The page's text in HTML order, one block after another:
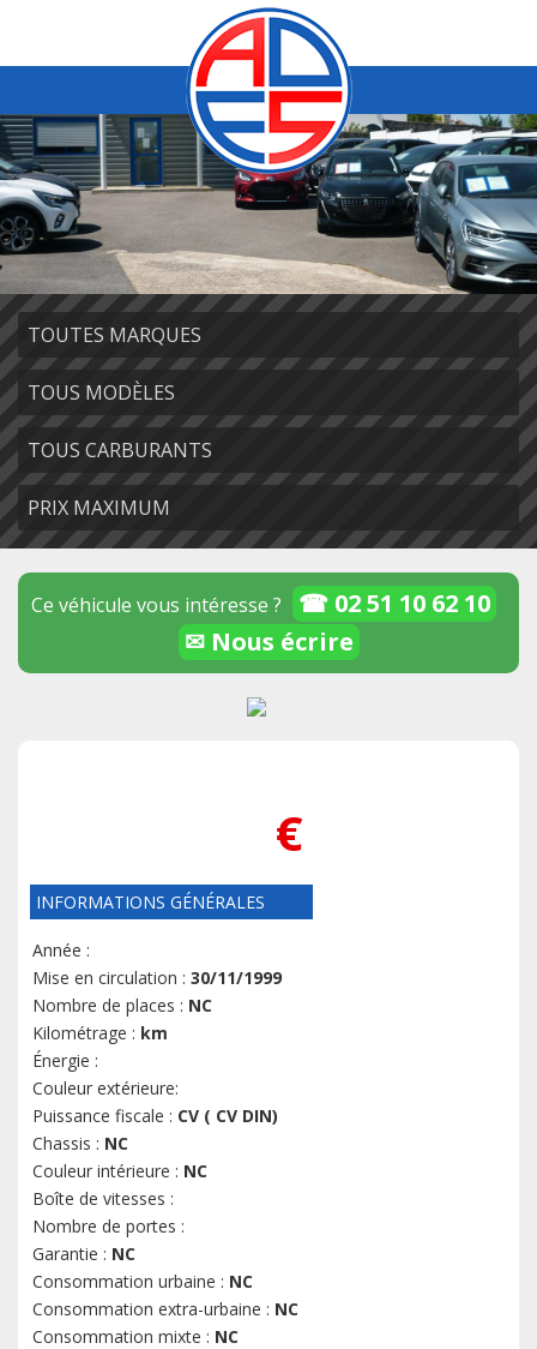
Ce véhicule vous intéresse ?
☎ 02 51 10 62 10
✉ Nous écrire
€
INFORMATIONS GÉNÉRALES
Année :
Mise en circulation : 30/11/1999
Nombre de places : NC
Kilométrage : km
Énergie :
Couleur extérieure:
Puissance fiscale : CV ( CV DIN)
Chassis : NC
Couleur intérieure : NC
Boîte de vitesses :
Nombre de portes :
Garantie : NC
Consommation urbaine : NC
Consommation extra-urbaine : NC
Consommation mixte : NC